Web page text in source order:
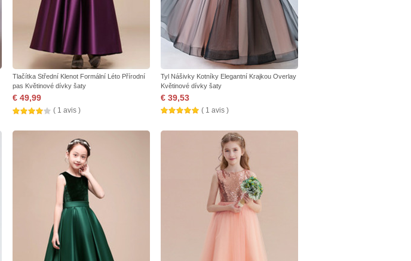
Tlačítka Střední Klenot Formální Léto Přírodní
pas Květinové dívky šaty
€ 49,99
( 1 avis )
Tyl Nášivky Kotníky Elegantní Krajkou Overlay
Květinové dívky šaty
€ 39,53
( 1 avis )